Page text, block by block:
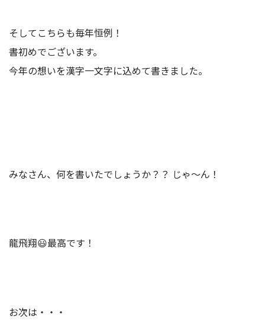
そしてこちらも毎年恒例！
書初めでございます。
今年の想いを漢字一文字に込めて書きました。
みなさん、何を書いたでしょうか？？ じゃ～ん！
龍飛翔😃最高です！
お次は・・・